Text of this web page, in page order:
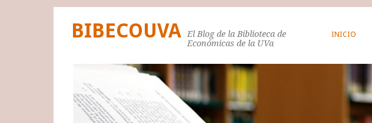
INICIO
BIBECOUVA
El Blog de la Biblioteca de
Económicas de la UVa